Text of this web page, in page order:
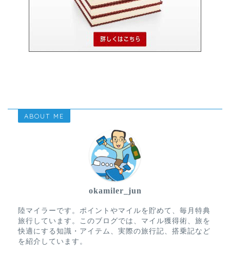
ABOUT ME
okamiler_jun
陸マイラーです。ポイントやマイルを貯めて、毎月特典
旅行しています。このブログでは、マイル獲得術、旅を
快適にする知識・アイテム、実際の旅行記、搭乗記など
を紹介しています。